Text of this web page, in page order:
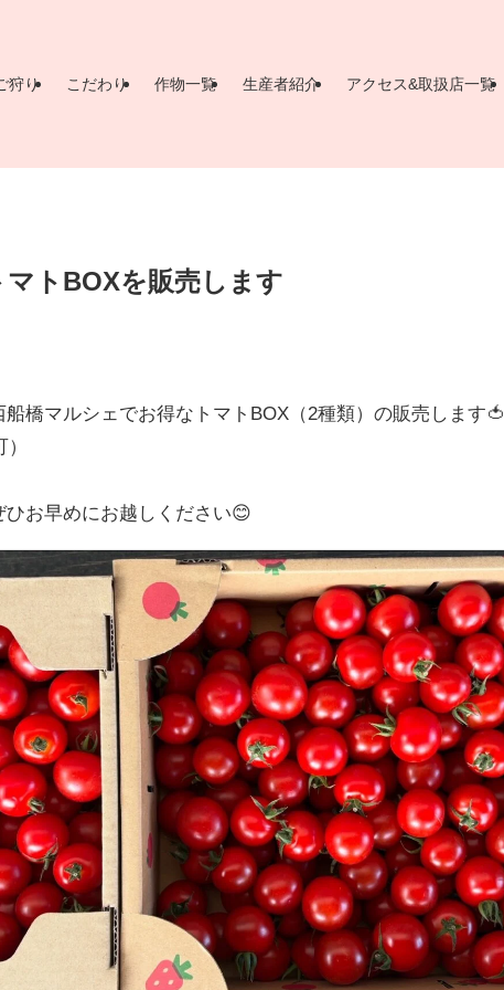
狩り こだわり 作物一覧 生産者紹介 アクセス&取扱店一覧
マトBOXを販売します
橋マルシェでお得なトマトBOX（2種類）の販売します🍅
お早めにお越しください😊